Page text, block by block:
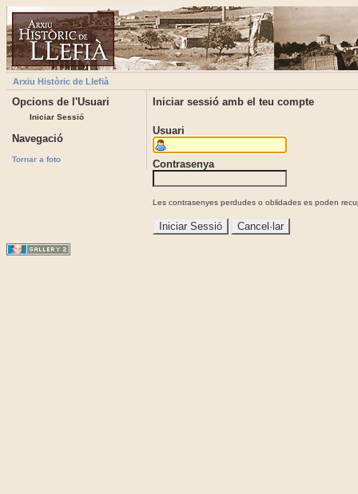
Arxiu Històric de Llefià
Opcions de l'Usuari
Iniciar Sessió
Navegació
Tornar a foto
Iniciar sessió amb el teu compte
Usuari
Contrasenya
Les contrasenyes perdudes o oblidades es poden